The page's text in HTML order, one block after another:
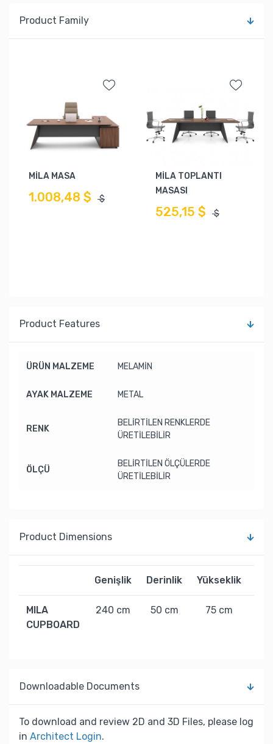
Product Family
MİLA MASA
1.008,48 $ $
MİLA TOPLANTI
MASASI
525,15 $ $
Product Features
ÜRÜN MALZEME MELAMİN
AYAK MALZEME METAL
RENK
BELİRTİLEN RENKLERDE
ÜRETİLEBİLİR
ÖLÇÜ
BELİRTİLEN ÖLÇÜLERDE
ÜRETİLEBİLİR
Product Dimensions
Genişlik Derinlik Yükseklik
MILA
CUPBOARD
240 cm 50 cm 75 cm
Downloadable Documents
To download and review 2D and 3D Files, please log
in Architect Login.